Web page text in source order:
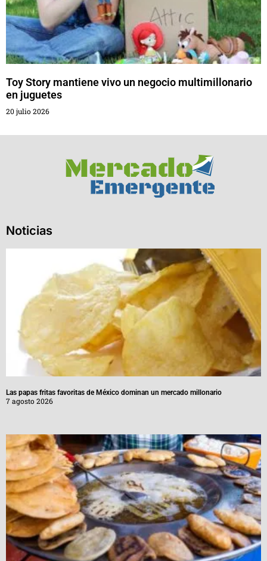
Toy Story mantiene vivo un negocio multimillonario
en juguetes
20 julio 2026
Noticias
Las papas fritas favoritas de México dominan un mercado millonario
7 agosto 2026